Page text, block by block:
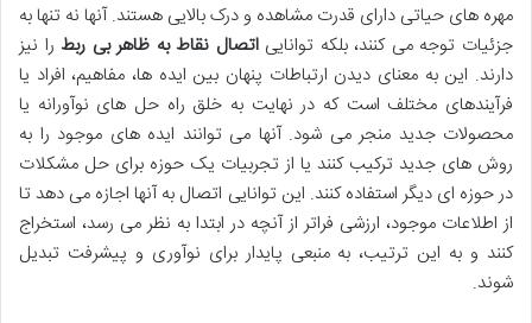
مهره های حیاتی دارای قدرت مشاهده و درک بالایی هستند. آنها نه تنها به
جزئیات توجه می کنند، بلکه تواناییاتصال نقاط به ظاهر بی ربطرا نیز
دارند. این به معنای دیدن ارتباطات پنهان بین ایده ها، مفاهیم، افراد یا
فرآیندهای مختلف است که در نهایت به خلق راه حل های نوآورانه یا
محصولات جدید منجر می شود. آنها می توانند ایده های موجود را به
روش های جدید ترکیب کنند یا از تجربیات یک حوزه برای حل مشکلات
در حوزه ای دیگر استفاده کنند. این توانایی اتصال به آنها اجازه می دهد تا
از اطلاعات موجود، ارزشی فراتر از آنچه در ابتدا به نظر می رسد، استخراج
کنند و به این ترتیب، به منبعی پایدار برای نوآوری و پیشرفت تبدیل
شوند.